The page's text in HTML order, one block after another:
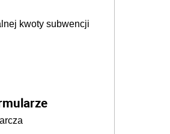
kwoty subwencji